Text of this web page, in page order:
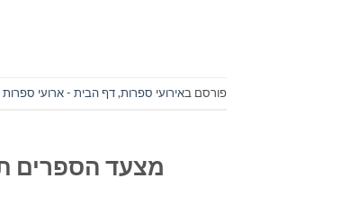
פורסם באירועי ספרות,דף הבית - ארועי ספרות
מצעד הספרים